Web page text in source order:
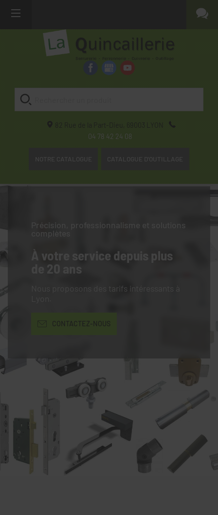
82 Rue de la Part-Dieu, 69003
LYON
04 78 42 24 08
NOTRE CATALOGUE CATALOGUE D'OUTILLAGE
Précision, professionnalisme et solutions
complètes
À votre service depuis plus
de 20 ans
Nous proposons des tarifs intéressants à
CONTACTEZ-NOUS